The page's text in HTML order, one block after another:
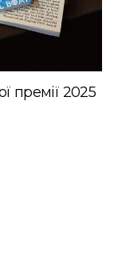
премії 2025